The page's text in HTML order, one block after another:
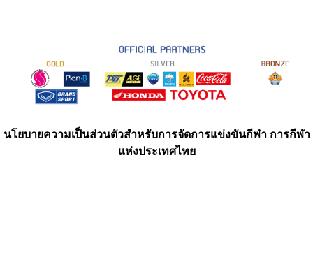
นโยบายความเป็นส่วนตัวสำหรับการจัดการแข่งขันกีฬา การกีฬา
แห่งประเทศไทย